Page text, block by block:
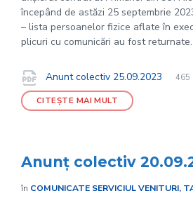
începând de astăzi 25 septembrie
– lista persoanelor fizice aflate în
plicuri cu comunicări au fost returnate.
Documente
Anunt colectiv 25.09.2023
File
pdf
File
465
CITEȘTE MAI MULT
Anunț colectiv
în COMUNICATE SERVICIUL VENITURI,